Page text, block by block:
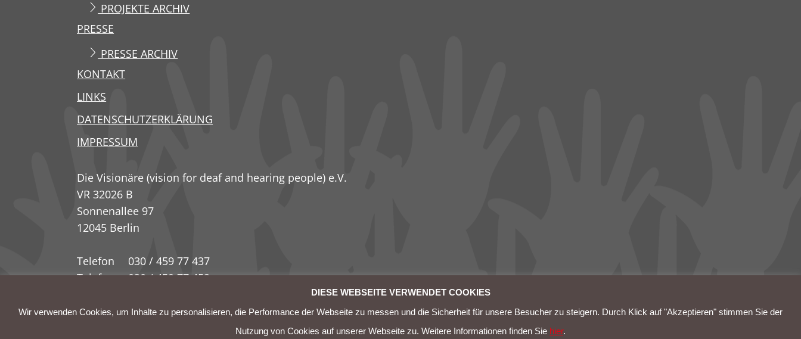
PROJEKTE ARCHIV
PRESSE
PRESSE ARCHIV
KONTAKT
LINKS
DATENSCHUTZERKLÄRUNG
IMPRESSUM
Die Visionäre (vision for deaf and hearing people) e.V.
VR 32026 B
Sonnenallee 97
12045 Berlin
Telefon
030 / 459 77 437
Telefax
030 / 459 77 452
E-mail
kontakt@dievisionaere.org
DIESE WEBSEITE VERWENDET COOKIES
Wir verwenden Cookies, um Inhalte zu personalisieren, die Performance der Webseite zu messen und die Sicherheit für unsere Besucher zu steigern. Durch Klick auf "Akzeptieren" stimmen Sie der
Nutzung von Cookies auf unserer Webseite zu. Weitere Informationen finden Sie hier.